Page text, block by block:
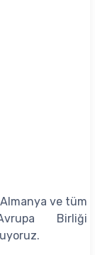
Almanya ve tüm
Birliği